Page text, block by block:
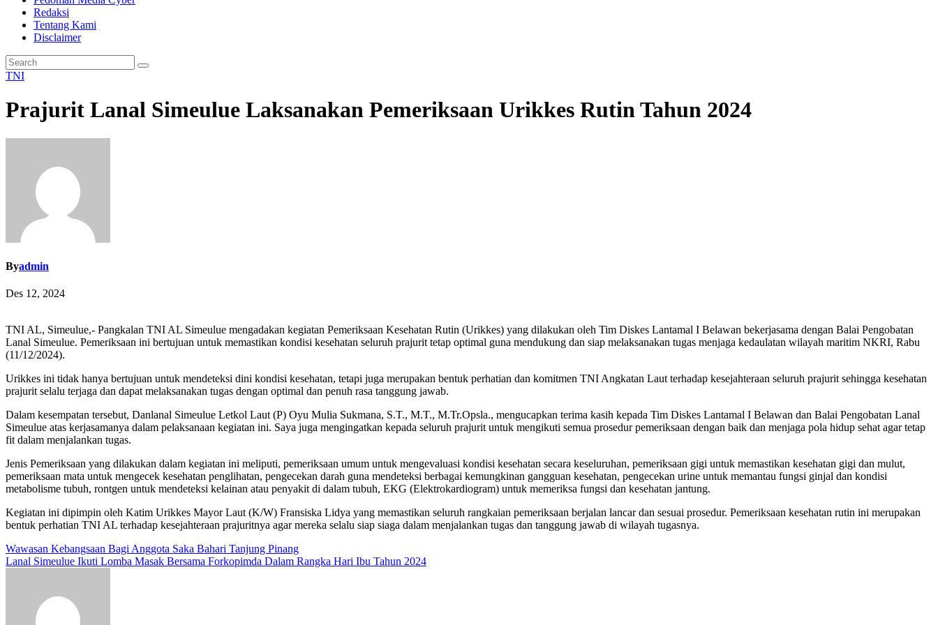
Redaksi
Tentang Kami
Disclaimer
TNI
Prajurit Lanal Simeulue Laksanakan Pemeriksaan Urikkes Rutin Tahun 2024
Byadmin
Des 12, 2024
TNI AL, Simeulue,- Pangkalan TNI AL Simeulue mengadakan kegiatan Pemeriksaan Kesehatan Rutin (Urikkes) yang dilakukan oleh Tim Diskes Lantamal I Belawan bekerjasama dengan Balai Pengobatan
Lanal Simeulue. Pemeriksaan ini bertujuan untuk memastikan kondisi kesehatan seluruh prajurit tetap optimal guna mendukung dan siap melaksanakan tugas menjaga kedaulatan wilayah maritim NKRI, Rabu
(11/12/2024).
Urikkes ini tidak hanya bertujuan untuk mendeteksi dini kondisi kesehatan, tetapi juga merupakan bentuk perhatian dan komitmen TNI Angkatan Laut terhadap kesejahteraan seluruh prajurit sehingga kesehatan
prajurit selalu terjaga dan dapat melaksanakan tugas dengan optimal dan penuh rasa tanggung jawab.
Dalam kesempatan tersebut, Danlanal Simeulue Letkol Laut (P) Oyu Mulia Sukmana, S.T., M.T., M.Tr.Opsla., mengucapkan terima kasih kepada Tim Diskes Lantamal I Belawan dan Balai Pengobatan Lanal
Simeulue atas kerjasamanya dalam pelaksanaan kegiatan ini. Saya juga mengingatkan kepada seluruh prajurit untuk mengikuti semua prosedur pemeriksaan dengan baik dan menjaga pola hidup sehat agar tetap
fit dalam menjalankan tugas.
Jenis Pemeriksaan yang dilakukan dalam kegiatan ini meliputi, pemeriksaan umum untuk mengevaluasi kondisi kesehatan secara keseluruhan, pemeriksaan gigi untuk memastikan kesehatan gigi dan mulut,
pemeriksaan mata untuk mengecek kesehatan penglihatan, pengecekan darah guna mendeteksi berbagai kemungkinan gangguan kesehatan, pengecekan urine untuk memantau fungsi ginjal dan kondisi
metabolisme tubuh, rontgen untuk mendeteksi kelainan atau penyakit di dalam tubuh, EKG (Elektrokardiogram) untuk memeriksa fungsi dan kesehatan jantung.
Kegiatan ini dipimpin oleh Katim Urikkes Mayor Laut (K/W) Fransiska Lidya yang memastikan seluruh rangkaian pemeriksaan berjalan lancar dan sesuai prosedur. Pemeriksaan kesehatan rutin ini merupakan
bentuk perhatian TNI AL terhadap kesejahteraan prajuritnya agar mereka selalu siap siaga dalam menjalankan tugas dan tanggung jawab di wilayah tugasnya.
Navigasi
pos
Wawasan Kebangsaan Bagi Anggota Saka Bahari Tanjung Pinang
Lanal Simeulue Ikuti Lomba Masak Bersama Forkopimda Dalam Rangka Hari Ibu Tahun 2024